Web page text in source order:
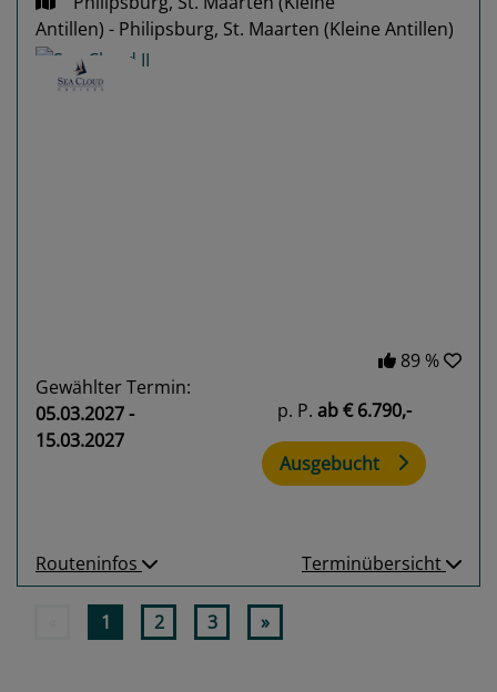
Antillen) - Philipsburg, St. Maarten (Kleine Antillen)
89 %
Gewählter Termin:
05.03.2027 -
15.03.2027
p. P. ab€ 6.790,-
Ausgebucht
Routeninfos Terminübersicht
1 2 3 »